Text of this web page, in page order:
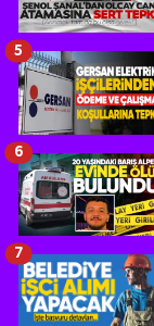
5
6
7